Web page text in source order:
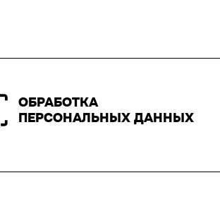
ОБРАБОТКА
ПЕРСОНАЛЬНЫХ ДАННЫХ